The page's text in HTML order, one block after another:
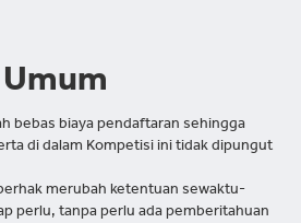
bebas biaya pendaftaran sehingga
di dalam Kompetisi ini tidak dipungut
merubah ketentuan sewaktu-
perlu, tanpa perlu ada pemberitahuan